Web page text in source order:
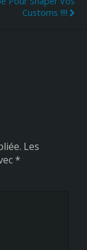
Customs !!!!
Les
*